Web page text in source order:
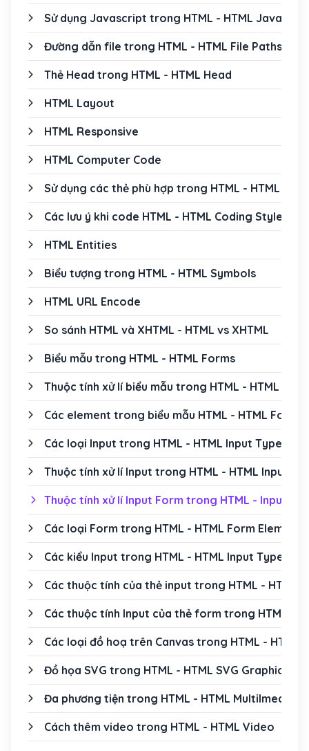
Sử dụng Javascript trong HTML - HTML
Đường dẫn file trong HTML - HTML File Paths
Thẻ Head trong HTML - HTML Head
HTML Layout
HTML Responsive
HTML Computer Code
Sử dụng các thẻ phù hợp trong HTML - HTML
Các lưu ý khi code HTML - HTML Coding Style
HTML Entities
Biểu tượng trong HTML - HTML Symbols
HTML URL Encode
So sánh HTML và XHTML - HTML vs XHTML
Biểu mẫu trong HTML - HTML Forms
Thuộc tính xử lí biểu mẫu trong HTML - HTML
Các element trong biểu mẫu HTML - HTML Form
Các loại Input trong HTML - HTML Input Types
Thuộc tính xử lí Input trong HTML - HTML Input
Thuộc tính xử lí Input Form trong HTML - Input
Các loại Form trong HTML - HTML Form Elements
Các kiểu Input trong HTML - HTML Input Types
Các thuộc tính của thẻ input trong HTML - HTML
Các thuộc tính Input của thẻ form trong HTML -
Các loại đồ hoạ trên Canvas trong HTML - HTML
Đồ họa SVG trong HTML - HTML SVG Graphics
Đa phương tiện trong HTML - HTML Multilmedia
Cách thêm video trong HTML - HTML Video